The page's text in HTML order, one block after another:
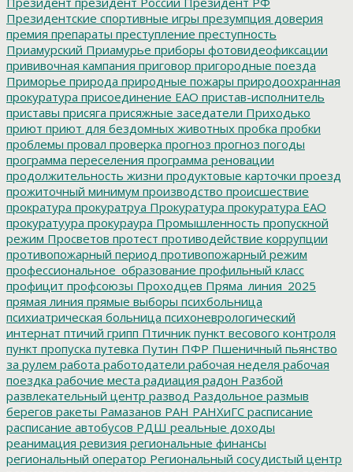
Президентские спортивные игры презумпция доверия
премия препараты преступление преступность
Приамурский Приамурье приборы фотовидеофиксации
прививочная кампания приговор пригородные поезда
Приморье природа природные пожары природоохранная
прокуратура присоединение ЕАО пристав-исполнитель
приставы присяга присяжные заседатели Приходько
приют приют для бездомных животных пробка пробки
проблемы провал проверка прогноз прогноз погоды
программа переселения программа реновации
продолжительность жизни продуктовые карточки проезд
прожиточный минимум производство происшествие
прократура прокуратруа Прокуратура прокуратура ЕАО
прокуратуура прокураура Промышленность пропускной
режим Просветов протест противодействие коррупции
противопожарный период противопожарный режим
профессиональное_образование профильный класс
профицит профсоюзы Проходцев Пряма_линия_2025
прямая линия прямые выборы психбольница
психиатрическая больница психоневрологический
интернат птичий грипп Птичник пункт весового контроля
пункт пропуска путевка Путин ПФР Пшеничный пьянство
за рулем работа работодатели рабочая неделя рабочая
поездка рабочие места радиация радон Разбой
развлекательный центр развод Раздольное размыв
берегов ракеты Рамазанов РАН РАНХиГС расписание
расписание автобусов РДШ реальные доходы
реанимация ревизия региональные финансы
региональный оператор Региональный сосудистый центр